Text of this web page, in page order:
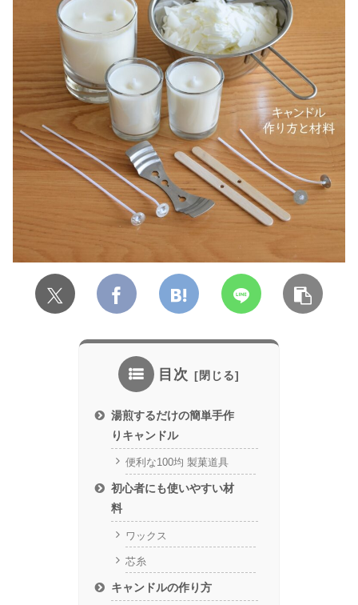
目次
湯煎するだけの簡単手作
りキャンドル
便利な100均 製菓道具
初心者にも使いやすい材
料
ワックス
芯糸
キャンドルの作り方